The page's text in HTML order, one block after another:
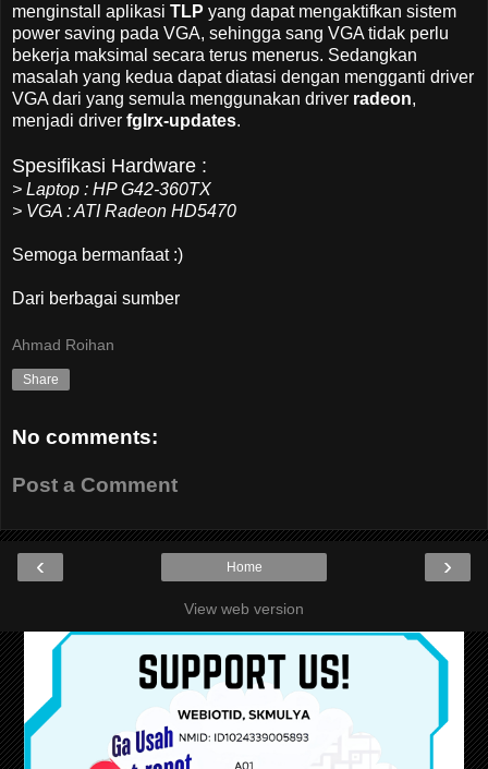
menginstall aplikasi TLP yang dapat mengaktifkan sistem
power saving pada VGA, sehingga sang VGA tidak perlu
bekerja maksimal secara terus menerus. Sedangkan
masalah yang kedua dapat diatasi dengan mengganti driver
VGA dari yang semula menggunakan driver radeon,
menjadi driver fglrx-updates.
Spesifikasi Hardware :
> Laptop : HP G42-360TX
> VGA : ATI Radeon HD5470
Semoga bermanfaat :)
Dari berbagai sumber
Ahmad Roihan
Share
No comments:
Post a Comment
‹ ›
Home
View web version